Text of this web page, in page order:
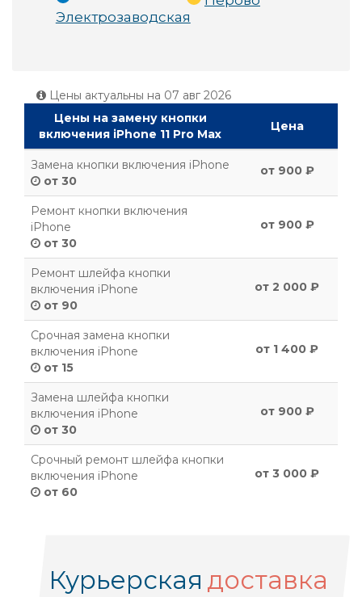
Электрозаводская
Цены актуальны на 07 авг 2026
Цены на замену кнопки
включения iPhone 11 Pro Max
Цена
Замена кнопки включения iPhone
от 30
от 900 ₽
Ремонт кнопки включения
iPhone
от 30
от 900 ₽
Ремонт шлейфа кнопки
включения iPhone
от 90
от 2 000 ₽
Срочная замена кнопки
включения iPhone
от 15
от 1 400 ₽
Замена шлейфа кнопки
включения iPhone
от 30
от 900 ₽
Срочный ремонт шлейфа кнопки
включения iPhone
от 60
от 3 000 ₽
Курьерская доставка